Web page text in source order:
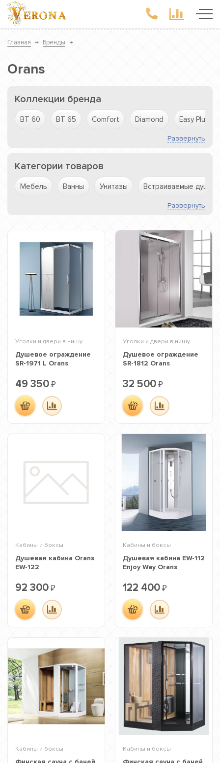
Главная → Бренды →
Orans
Коллекции бренда
BT 60 BT 65 Comfort Diamond Easy Plumb
Развернуть
Категории товаров
Мебель Ванны Унитазы Встраиваемые
Развернуть
Уголки и двери в нишу
Душевое ограждение
SR-1971 L Orans
49 350 ₽
Уголки и двери в нишу
Душевое ограждение
SR-1812 Orans
32 500 ₽
Кабины и боксы
Душевая кабина Orans
EW-122
92 300 ₽
Кабины и боксы
Душевая кабина EW-112
Enjoy Way Orans
122 400 ₽
Кабины и боксы Кабины и боксы